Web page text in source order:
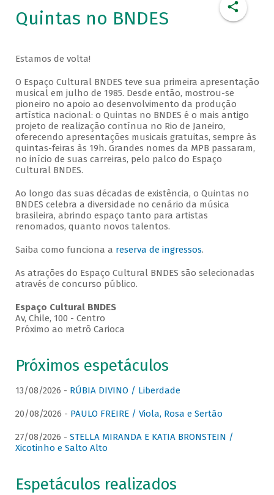
Quintas no BNDES
Estamos de volta!
O Espaço Cultural BNDES teve sua primeira apresentação
musical em julho de 1985. Desde então, mostrou-se
pioneiro no apoio ao desenvolvimento da produção
artística nacional: o Quintas no BNDES é o mais antigo
projeto de realização contínua no Rio de Janeiro,
oferecendo apresentações musicais gratuitas, sempre às
quintas-feiras às 19h. Grandes nomes da MPB passaram,
no início de suas carreiras, pelo palco do Espaço
Cultural BNDES.
Ao longo das suas décadas de existência, o Quintas no
BNDES celebra a diversidade no cenário da música
brasileira, abrindo espaço tanto para artistas
renomados, quanto novos talentos.
Saiba como funciona a reserva de ingressos.
As atrações do Espaço Cultural BNDES são selecionadas
através de concurso público.
Espaço Cultural BNDES
Av, Chile, 100 - Centro
Próximo ao metrô Carioca
Próximos espetáculos
13/08/2026 - RÚBIA DIVINO / Liberdade
20/08/2026 - PAULO FREIRE / Viola, Rosa e Sertão
27/08/2026 - STELLA MIRANDA E KATIA BRONSTEIN /
Xicotinho e Salto Alto
Espetáculos realizados